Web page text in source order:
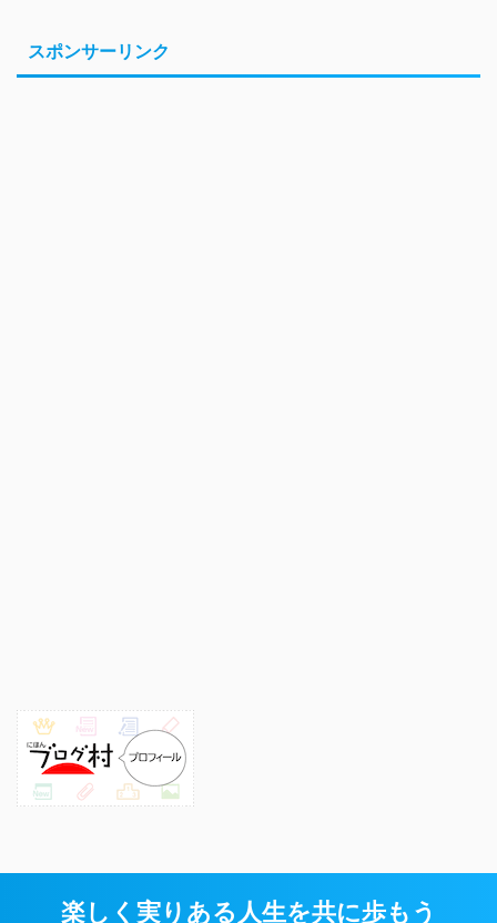
スポンサーリンク
楽しく実りある人生を共に歩もう